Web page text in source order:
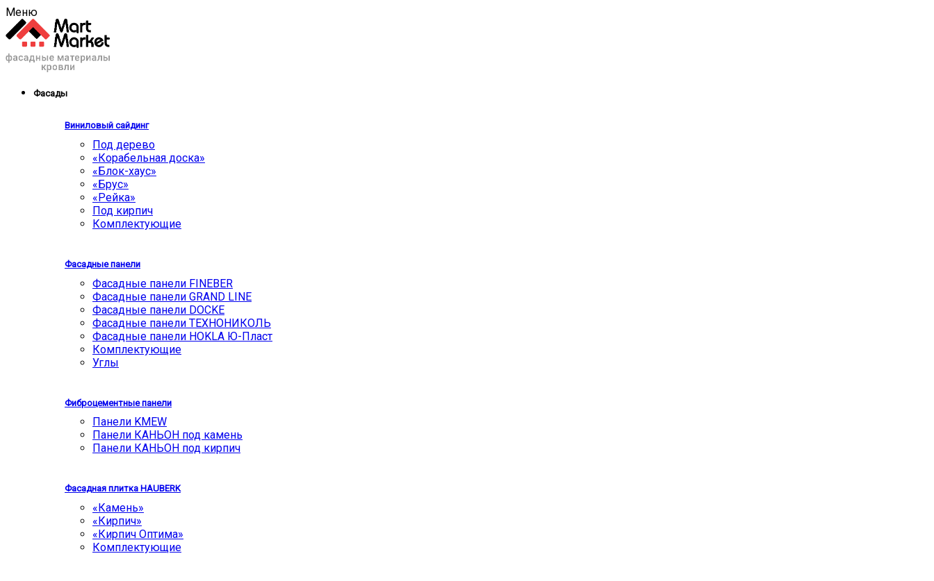
Меню
Фасады
Виниловый сайдинг
Под дерево
«Корабельная доска»
«Блок-хаус»
«Брус»
«Рейка»
Под кирпич
Комплектующие
Фасадные панели
Фасадные панели FINEBER
Фасадные панели GRAND LINE
Фасадные панели DOCKE
Фасадные панели ТЕХНОНИКОЛЬ
Фасадные панели HOKLA Ю-Пласт
Комплектующие
Углы
Фиброцементные панели
Панели KMEW
Панели КАНЬОН под камень
Панели КАНЬОН под кирпич
Фасадная плитка HAUBERK
«Камень»
«Кирпич»
«Кирпич Оптима»
Комплектующие